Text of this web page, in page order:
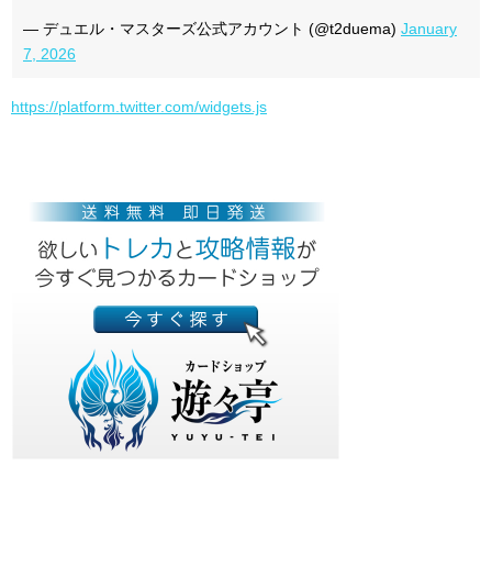
— デュエル・マスターズ公式アカウント (@t2duema) January
7, 2026
https://platform.twitter.com/widgets.js